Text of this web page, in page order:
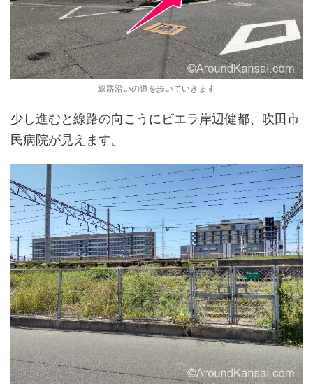
線路沿いの道を歩いていきます
少し進むと線路の向こうにビエラ岸辺健都、吹田市
民病院が見えます。